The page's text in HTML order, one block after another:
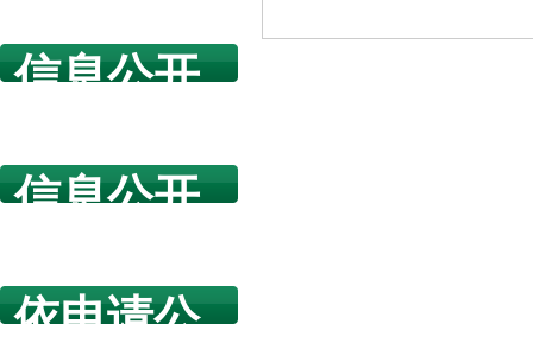
信息公开
信息公开
依申请公